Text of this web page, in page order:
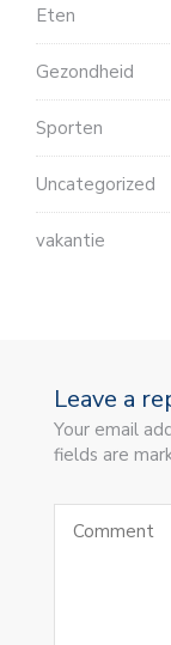
Eten
Gezondheid
Sporten
Uncategorized
vakantie
Leave a
Your email
fields are